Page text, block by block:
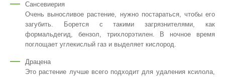
Сансевиерия
Очень выносливое растение, нужно постараться, чтобы его
загубить. Борется с такими загрязнителями, как
формальдегид, бензол, трихлорэтилен. В ночное время
поглощает углекислый газ и выделяет кислород.
Драцена
Это растение лучше всего подходит для удаления ксилола,